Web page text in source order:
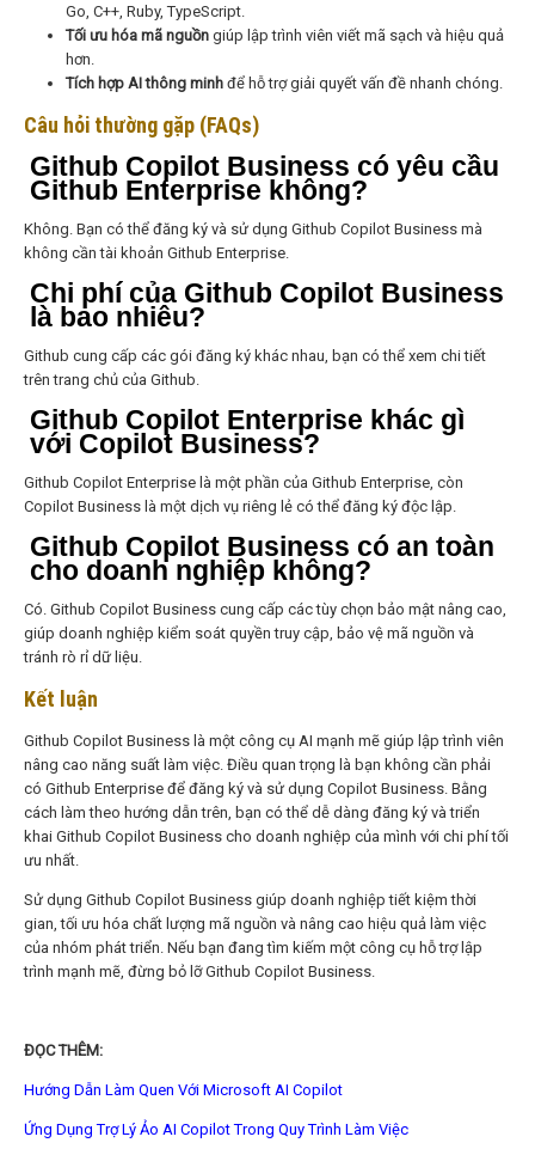
Go, C++, Ruby, TypeScript.
Tối ưu hóa mã nguồn giúp lập trình viên viết mã sạch và hiệu quả
hơn.
Tích hợp AI thông minh để hỗ trợ giải quyết vấn đề nhanh chóng.
Câu hỏi thường gặp (FAQs)
Github Copilot Business có yêu cầu
Github Enterprise không?
Không. Bạn có thể đăng ký và sử dụng Github Copilot Business mà
không cần tài khoản Github Enterprise.
Chi phí của Github Copilot Business
là bao nhiêu?
Github cung cấp các gói đăng ký khác nhau, bạn có thể xem chi tiết
trên trang chủ của Github.
Github Copilot Enterprise khác gì
với Copilot Business?
Github Copilot Enterprise là một phần của Github Enterprise, còn
Copilot Business là một dịch vụ riêng lẻ có thể đăng ký độc lập.
Github Copilot Business có an toàn
cho doanh nghiệp không?
Có. Github Copilot Business cung cấp các tùy chọn bảo mật nâng cao,
giúp doanh nghiệp kiểm soát quyền truy cập, bảo vệ mã nguồn và
tránh rò rỉ dữ liệu.
Kết luận
Github Copilot Business là một công cụ AI mạnh mẽ giúp lập trình viên
nâng cao năng suất làm việc. Điều quan trọng là bạn không cần phải
có Github Enterprise để đăng ký và sử dụng Copilot Business. Bằng
cách làm theo hướng dẫn trên, bạn có thể dễ dàng đăng ký và triển
khai Github Copilot Business cho doanh nghiệp của mình với chi phí tối
ưu nhất.
Sử dụng Github Copilot Business giúp doanh nghiệp tiết kiệm thời
gian, tối ưu hóa chất lượng mã nguồn và nâng cao hiệu quả làm việc
của nhóm phát triển. Nếu bạn đang tìm kiếm một công cụ hỗ trợ lập
trình mạnh mẽ, đừng bỏ lỡ Github Copilot Business.
ĐỌC THÊM:
Hướng Dẫn Làm Quen Với Microsoft AI Copilot
Ứng Dụng Trợ Lý Ảo AI Copilot Trong Quy Trình Làm Việc